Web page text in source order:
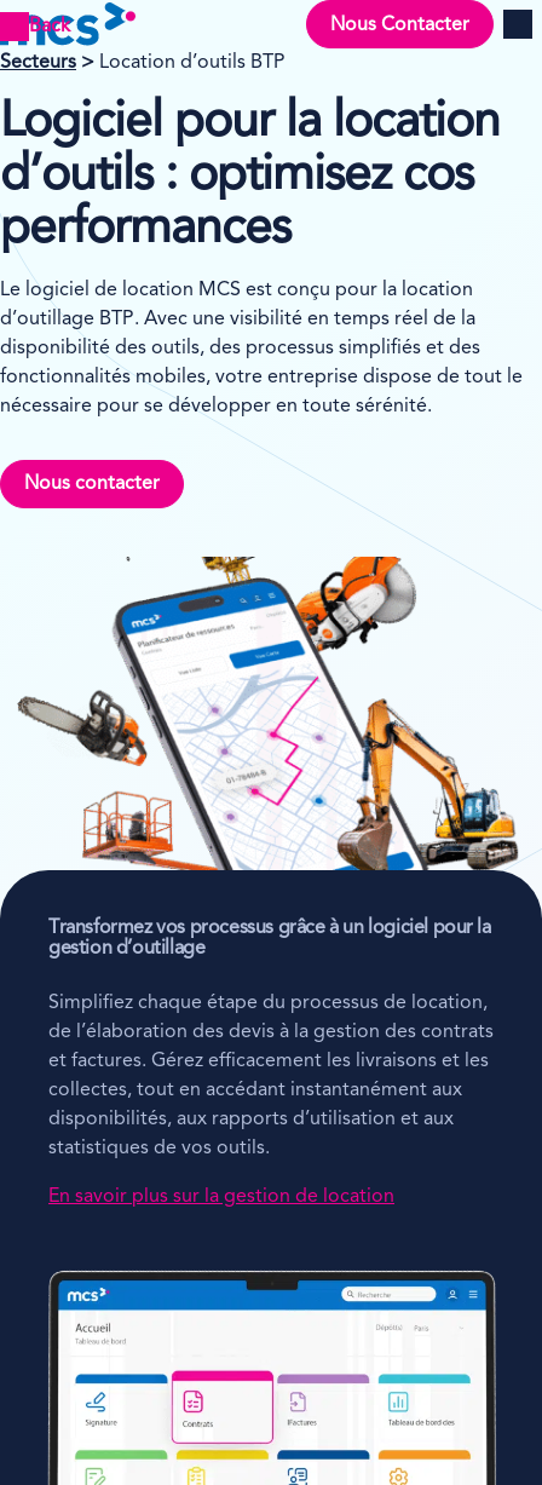
Back Nous Contacter
Secteurs > Location d’outils BTP
Logiciel pour la location
d’outils : optimisez cos
performances
Le logiciel de location MCS est conçu pour la location
d’outillage BTP. Avec une visibilité en temps réel de la
disponibilité des outils, des processus simplifiés et des
fonctionnalités mobiles, votre entreprise dispose de tout le
nécessaire pour se développer en toute sérénité.
Nous contacter
Transformez vos processus grâce à un logiciel pour la
gestion d’outillage
Simplifiez chaque étape du processus de location,
de l’élaboration des devis à la gestion des contrats
et factures. Gérez efficacement les livraisons et les
collectes, tout en accédant instantanément aux
disponibilités, aux rapports d’utilisation et aux
statistiques de vos outils.
En savoir plus sur la gestion de location